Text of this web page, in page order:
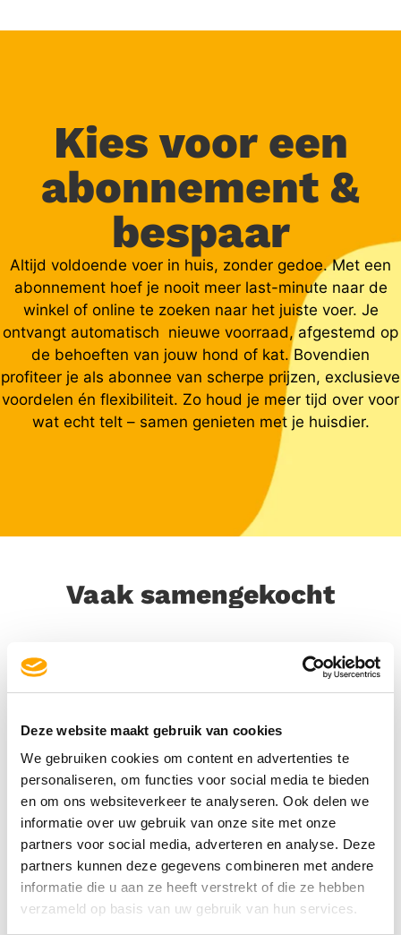
Deze website maakt gebruik van cookies
We gebruiken cookies om content en advertenties te
personaliseren, om functies voor social media te bieden
en om ons websiteverkeer te analyseren. Ook delen we
informatie over uw gebruik van onze site met onze
partners voor social media, adverteren en analyse. Deze
partners kunnen deze gegevens combineren met andere
informatie die u aan ze heeft verstrekt of die ze hebben
verzameld op basis van uw gebruik van hun services.
Kies voor een
abonnement &
bespaar
Altijd voldoende voer in huis, zonder gedoe. Met een
abonnement hoef je nooit meer last-minute naar de
winkel of online te zoeken naar het juiste voer. Je
ontvangt automatisch nieuwe voorraad, afgestemd op
de behoeften van jouw hond of kat. Bovendien
profiteer je als abonnee van scherpe prijzen, exclusieve
voordelen én flexibiliteit. Zo houd je meer tijd over voor
wat echt telt – samen genieten met je huisdier.
Vaak samengekocht